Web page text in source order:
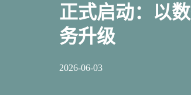
正式启动：以
务升级
2026-06-03